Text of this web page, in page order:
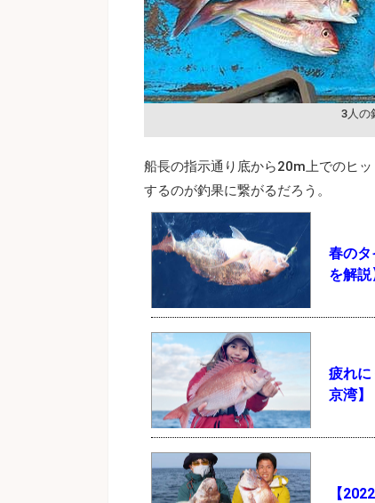
3人の
船長の指示通り底から20m上でのヒ
するのが釣果に繋がるだろう。
春の
を解説
疲れ
京湾】
【